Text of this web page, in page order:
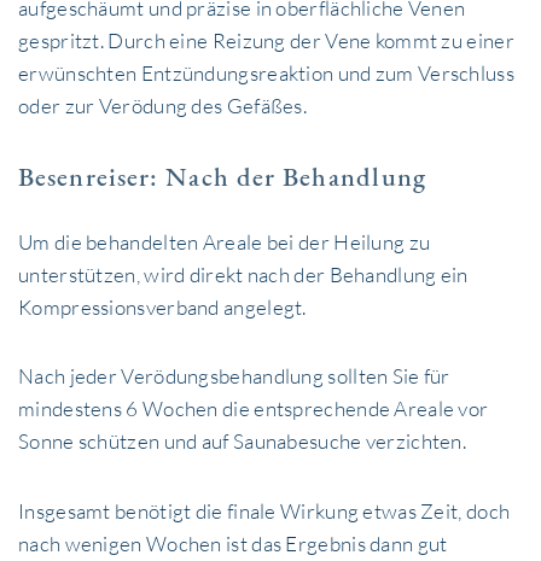
aufgeschäumt und präzise in oberflächliche Venen
gespritzt. Durch eine Reizung der Vene kommt zu einer
erwünschten Entzündungsreaktion und zum Verschluss
oder zur Verödung des Gefäßes.
Besenreiser: Nach der Behandlung
Um die behandelten Areale bei der Heilung zu
unterstützen, wird direkt nach der Behandlung ein
Kompressionsverband angelegt.
Nach jeder Verödungsbehandlung sollten Sie für
mindestens 6 Wochen die entsprechende Areale vor
Sonne schützen und auf Saunabesuche verzichten.
Insgesamt benötigt die finale Wirkung etwas Zeit, doch
nach wenigen Wochen ist das Ergebnis dann gut